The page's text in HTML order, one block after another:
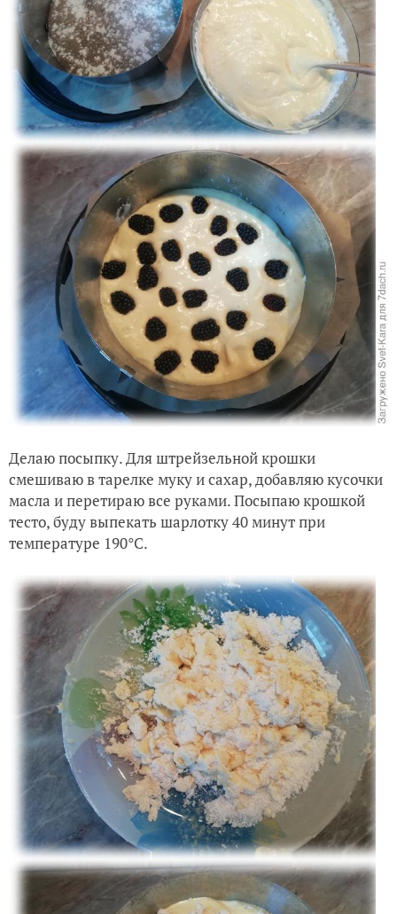
Делаю посыпку.Для штрейзельной крошки
смешиваю в тарелке муку и сахар, добавляю кусочки
масла и перетираю все руками. Посыпаю крошкой
тесто, буду выпекать шарлотку 40 минут при
температуре 190°С.